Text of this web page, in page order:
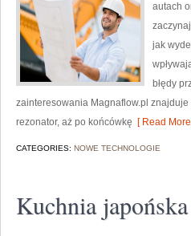
autach
jak
błędy
zainteresowania Magnaflow.pl znajduje
rezonator, aż po końcówkę [ Read
CATEGORIES: NOWE TECHNOLOGIE
Kuchnia